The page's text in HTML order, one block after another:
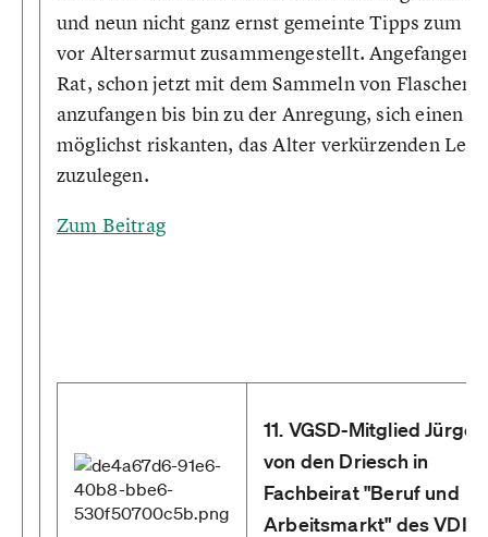
und neun nicht ganz ernst gemeinte Tipps zum
vor Altersarmut zusammengestellt. Angefangen
Rat, schon jetzt mit dem Sammeln von Flaschen
anzufangen bis bin zu der Anregung, sich einen
möglichst riskanten, das Alter verkürzenden
zuzulegen.
Zum Beitrag
11. VGSD-Mitglied Jürgen
von den Driesch in
Fachbeirat "Beruf und
Arbeitsmarkt" des VDI